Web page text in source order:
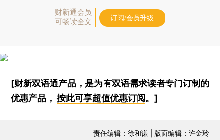
财新通会员
可畅读全文
订阅/会员升级
[财新双语通产品，是为有双语需求读者专门订制的
优惠产品，按此可享超值优惠订阅。]
责任编辑：徐和谦 | 版面编辑：许金玲